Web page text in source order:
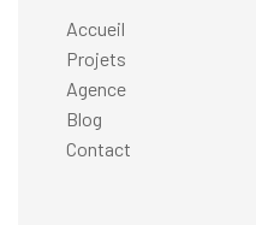
Accueil
Projets
Agence
Blog
Contact